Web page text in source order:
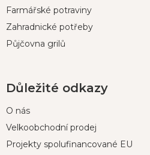
Farmářské potraviny
Zahradnické potřeby
Půjčovna grilů
Důležité odkazy
O nás
Velkoobchodní prodej
Projekty spolufinancované EU